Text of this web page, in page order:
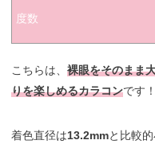
度数
こちらは、裸眼をそのまま
りを楽しめるカラコンです！
着色直径は13.2mmと比較